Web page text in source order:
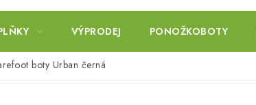
VÝPRODEJ PONOŽKOBOTY
boty Urban černá